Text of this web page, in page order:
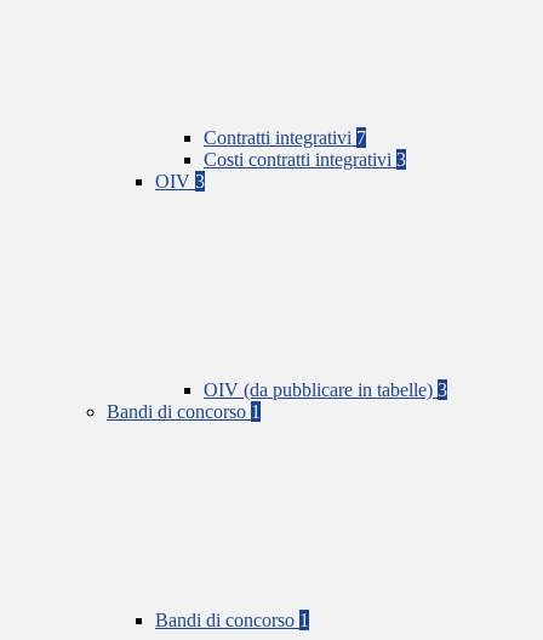
Contratti integrativi 7
Costi contratti integrativi 3
OIV 3
OIV (da pubblicare in tabelle) 3
Bandi di concorso 1
Bandi di concorso 1